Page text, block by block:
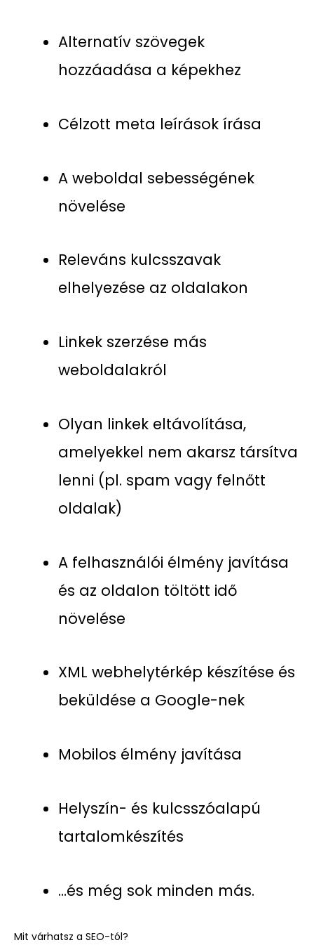
Alternatív szövegek
hozzáadása a képekhez
Célzott meta leírások írása
A weboldal sebességének
növelése
Releváns kulcsszavak
elhelyezése az oldalakon
Linkek szerzése más
weboldalakról
Olyan linkek eltávolítása,
amelyekkel nem akarsz társítva
lenni (pl. spam vagy felnőtt
oldalak)
A felhasználói élmény javítása
és az oldalon töltött idő
növelése
XML webhelytérkép készítése és
beküldése a Google-nek
Mobilos élmény javítása
Helyszín- és kulcsszóalapú
tartalomkészítés
…és még sok minden más.
Mit várhatsz a SEO-tól?